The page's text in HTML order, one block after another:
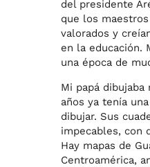
del presidente
que los
valorados y
en la educación.
una época de
Mi papá dibujaba
años ya tenía
dibujar. Sus
impecables, con
Hay mapas de
Centroamérica,